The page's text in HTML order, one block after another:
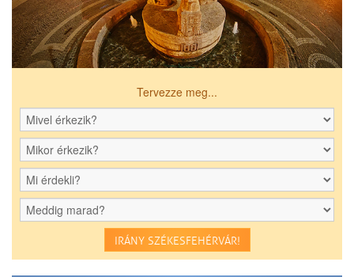
Tervezze meg...
IRÁNY SZÉKESFEHÉRVÁR!